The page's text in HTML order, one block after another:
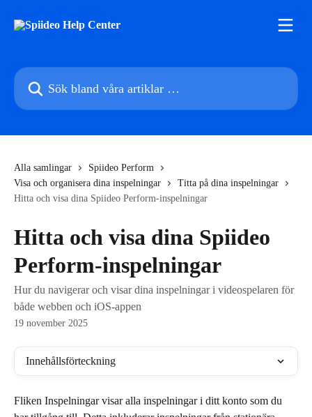
Sök bland våra artiklar …
Alla samlingar
Spiideo Perform
Visa och organisera dina inspelningar
Titta på dina inspelningar
Hitta och visa dina Spiideo Perform-inspelningar
Hitta och visa dina Spiideo
Perform-inspelningar
Hur du navigerar och visar dina inspelningar i videospelaren för
både webben och iOS-appen
19 november 2025
Innehållsförteckning
Fliken Inspelningar visar alla inspelningar i ditt konto som du